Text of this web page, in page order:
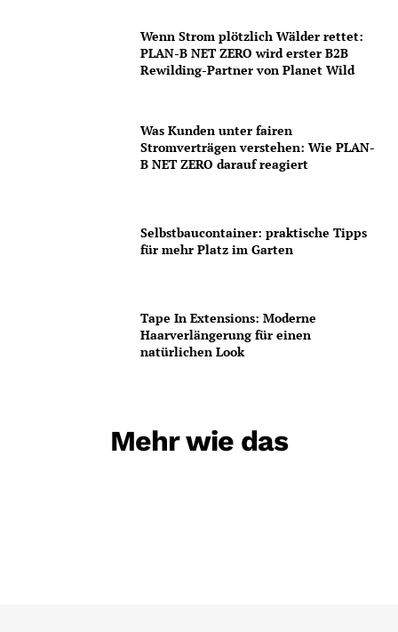
Wenn Strom plötzlich Wälder rettet:
PLAN-B NET ZERO wird erster B2B
Rewilding-Partner von Planet Wild
Was Kunden unter fairen
Stromverträgen verstehen: Wie PLAN-
B NET ZERO darauf reagiert
Selbstbaucontainer: praktische Tipps
für mehr Platz im Garten
Tape In Extensions: Moderne
Haarverlängerung für einen
natürlichen Look
Mehr wie das